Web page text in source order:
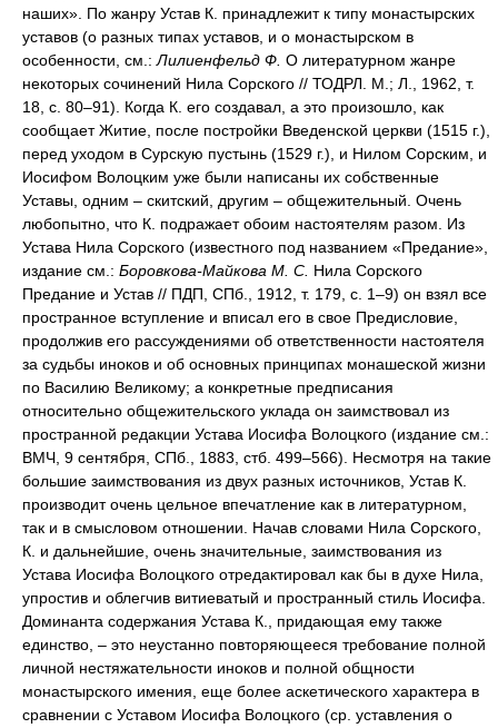
наших». По жанру Устав К. принадлежит к типу монастырских
уставов (о разных типах уставов, и о монастырском в
особенности, см.: Лилиенфельд Ф. О литературном жанре
некоторых сочинений Нила Сорского // ТОДРЛ. М.; Л., 1962, т.
18, с. 80–91). Когда К. его создавал, а это произошло, как
сообщает Житие, после постройки Введенской церкви (1515 г.),
перед уходом в Сурскую пустынь (1529 г.), и Нилом Сорским, и
Иосифом Волоцким уже были написаны их собственные
Уставы, одним – скитский, другим – общежительный. Очень
любопытно, что К. подражает обоим настоятелям разом. Из
Устава Нила Сорского (известного под названием «Предание»,
издание см.: Боровкова-Майкова М. С. Нила Сорского
Предание и Устав // ПДП, СПб., 1912, т. 179, с. 1–9) он взял все
пространное вступление и вписал его в свое Предисловие,
продолжив его рассуждениями об ответственности настоятеля
за судьбы иноков и об основных принципах монашеской жизни
по Василию Великому; а конкретные предписания
относительно общежительского уклада он заимствовал из
пространной редакции Устава Иосифа Волоцкого (издание см.:
ВМЧ, 9 сентября, СПб., 1883, стб. 499–566). Несмотря на такие
большие заимствования из двух разных источников, Устав К.
производит очень цельное впечатление как в литературном,
так и в смысловом отношении. Начав словами Нила Сорского,
К. и дальнейшие, очень значительные, заимствования из
Устава Иосифа Волоцкого отредактировал как бы в духе Нила,
упростив и облегчив витиеватый и пространный стиль Иосифа.
Доминанта содержания Устава К., придающая ему также
единство, – это неустанно повторяющееся требование полной
личной нестяжательности иноков и полной общности
монастырского имения, еще более аскетического характера в
сравнении с Уставом Иосифа Волоцкого (ср. уставления о